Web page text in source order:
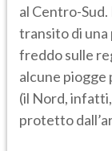
al Centro-
transito di
freddo sulle
alcune
(il Nord,
protetto